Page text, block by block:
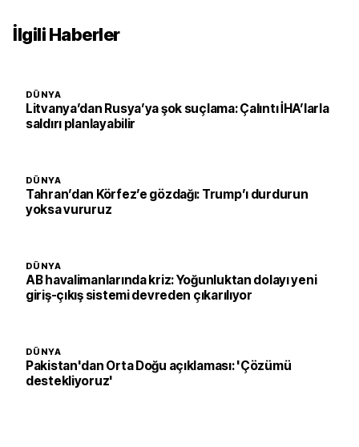
İlgili Haberler
DÜNYA
Litvanya’dan Rusya’ya şok suçlama: Çalıntı İHA’larla
saldırı planlayabilir
DÜNYA
Tahran’dan Körfez’e gözdağı: Trump’ı durdurun
yoksa vururuz
DÜNYA
AB havalimanlarında kriz: Yoğunluktan dolayı yeni
giriş-çıkış sistemi devreden çıkarılıyor
DÜNYA
Pakistan'dan Orta Doğu açıklaması: 'Çözümü
destekliyoruz'